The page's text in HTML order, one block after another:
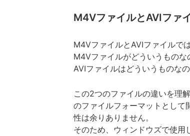
M4VファイルとAVIファ
M4VファイルとAVIファイルで
M4Vファイルがどういうものな
AVIファイルはどういうものなの
この2つのファイルの違いを理
のファイルフォーマットとして
性は余りありません。
そのため、ウィンドウズで使用